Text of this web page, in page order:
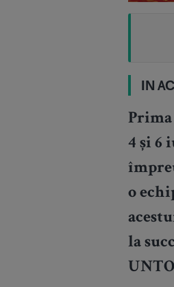
IN
4 și 6
o
la